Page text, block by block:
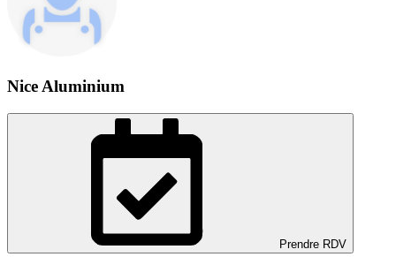
Nice Aluminium
Prendre RDV